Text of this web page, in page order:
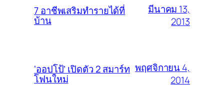
7 อาชีพเสริมทำรายได้ที่
บ้าน
มีนาคม 13,
2013
‘ออปโป้’ เปิดตัว 2 สมาร์ท
โฟนใหม่
พฤศจิกายน 4,
2014